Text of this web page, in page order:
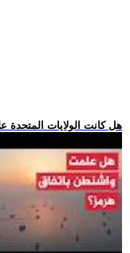
.. هل كانت الولايات المتحدة